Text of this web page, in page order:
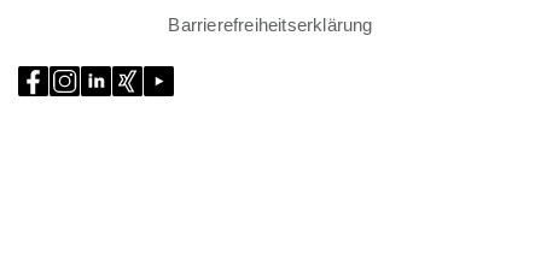
Barrierefreiheitserklärung